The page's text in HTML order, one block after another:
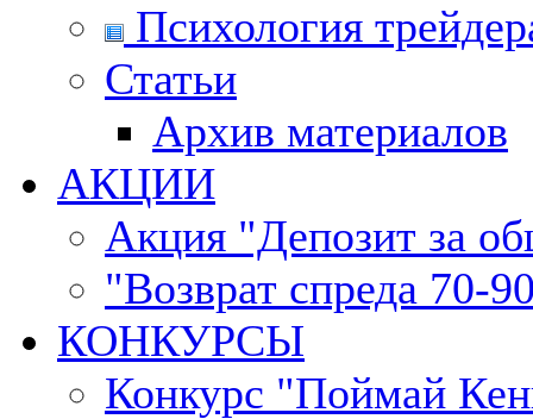
Психология
Статьи
Архив материалов
АКЦИИ
Акция "Депозит за
"Возврат спреда 70-
КОНКУРСЫ
Конкурс "Поймай